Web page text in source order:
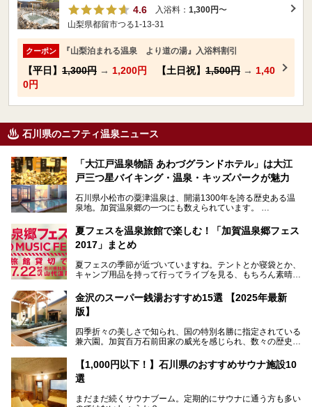
4.6
入浴料： 1,300円〜
山梨県都留市つる1-13-31
クーポン 『山梨泊まれる温泉 より道の湯』入浴料割引
【平日】 1,300円 → 1,200円 【土日祝】 1,500円 → 1,40
0円
石川県のニフティ温泉ニュース
「大江戸温泉物語 あわづグランドホテル」は大江
戸三つ星バイキング・温泉・キッズパークが魅力
石川県小松市の粟津温泉は、開湯1300年を誇る歴史ある温
泉地。加賀温泉郷の一つにも数えられています。
その粟津温泉に建つ「大江戸温泉物語 あわづグランドホテ
ル」（以下、あわづグランドホテル）は客室数97室のホテ
ルで、昨年2024年12月に露天風呂を新設。充実したキッズ
2025年7月からは「大江戸三つ星バイキング」がスタート！
───
提供元：大江戸温泉物語ホテルズ＆リゾーツ株式会社【P
この記事は大江戸温泉物語 あわづグランドホテルのPR記事
です。
夏フェスを温泉旅館で楽しむ！「加賀温泉郷フェス
2017」まとめ
夏フェスの季節が近づいていますね。テントとか寝袋とか、
キャンプ用品を持って行ってライブを見る、もちろん素晴ら
いやでもね、暑いし汗や砂埃でドロドロになるしうるさくて
夜は寝られないし、若い時はそういうのが良かったんですけ
今、もうちょっと気楽なフェスはないかな、と探してたらあ
りましたよ！
「加賀温泉郷フェス 2017」が石川県・山代温泉の瑠璃光を
全館貸し切って開催！
れちゃう！なんということでしょう！！
金沢のスーパー銭湯おすすめ15選 【2025年最新
版】
四季折々の美しさで知られ、国の特別名勝に指定されている
兼六園。加賀百万石前田家の威光を感じられ、数々の歴史的
ア。国内でも特に人気の観光地の1つです。北陸新幹線で東
京から約2時間30分と、首都圏からアクセスしやすい立地も
魅力ですね。
り、観光に加えて温泉もぜひ楽しみたいところ。金沢エリア
【1,000円以下！】石川県のおすすめサウナ施設10
選
まだまだ続くサウナブーム。定期的にサウナに通う方も多い